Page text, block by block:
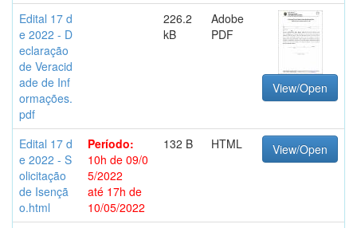
Edital 17 d
e 2022 - D
eclaração
de Veracid
ade de Inf
ormações.
pdf
226.2
kB
Adobe
PDF
View/Open
Edital 17 d
e 2022 - S
olicitação
de Isençã
o.html
Período:
10h de 09/0
5/2022
até 17h de
10/05/2022
132 B HTML View/Open